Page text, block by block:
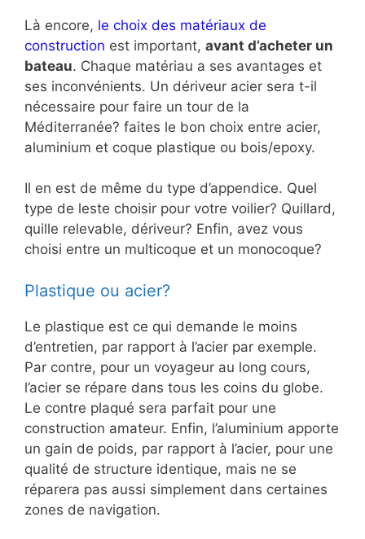
Là encore, le choix des matériaux de
construction est important, avant d’acheter un
bateau. Chaque matériau a ses avantages et
ses inconvénients. Un dériveur acier sera t-il
nécessaire pour faire un tour de la
Méditerranée? faites le bon choix entre acier,
aluminium et coque plastique ou bois/epoxy.
Il en est de même du type d’appendice. Quel
type de leste choisir pour votre voilier? Quillard,
quille relevable, dériveur? Enfin, avez vous
choisi entre un multicoque et un monocoque?
Plastique ou acier?
Le plastique est ce qui demande le moins
d’entretien, par rapport à l’acier par exemple.
Par contre, pour un voyageur au long cours,
l’acier se répare dans tous les coins du globe.
Le contre plaqué sera parfait pour une
construction amateur. Enfin, l’aluminium apporte
un gain de poids, par rapport à l’acier, pour une
qualité de structure identique, mais ne se
réparera pas aussi simplement dans certaines
zones de navigation.